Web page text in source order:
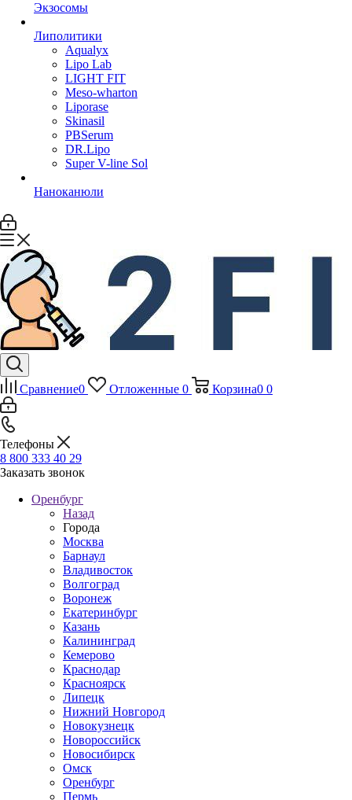
Экзосомы
Липолитики
Aqualyx
Lipo Lab
LIGHT FIT
Meso-wharton
Liporase
Skinasil
PBSerum
DR.Lipo
Super V-line Sol
Наноканюли
Сравнение0 Отложенные 0 Корзина0 0
Телефоны
8 800 333 40 29
Заказать звонок
Оренбург
Назад
Города
Москва
Барнаул
Владивосток
Волгоград
Воронеж
Екатеринбург
Казань
Калининград
Кемерово
Краснодар
Красноярск
Липецк
Нижний Новгород
Новокузнецк
Новороссийск
Новосибирск
Омск
Оренбург
Пермь